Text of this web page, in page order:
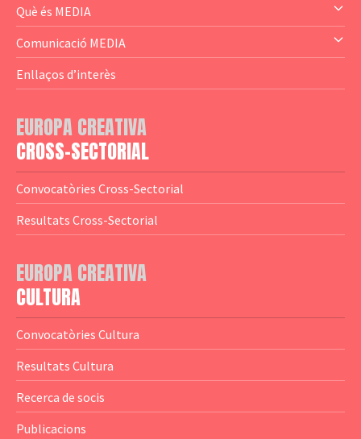
— Audience Cluster
— Altres
Què és MEDIA
— El subprograma MEDIA
— Agència Executiva
— Logotips
Comunicació MEDIA
— Estrenes a Catalunya
— Notícies
— Publicacions
— Guies MEDIA
— Altres Guies
— Presentacions
— Estudis
Enllaços d’interès
EUROPA CREATIVA
CROSS-SECTORIAL
Convocatòries Cross-Sectorial
Resultats Cross-Sectorial
EUROPA CREATIVA
CULTURA
Convocatòries Cultura
Resultats Cultura
Recerca de socis
Publicacions